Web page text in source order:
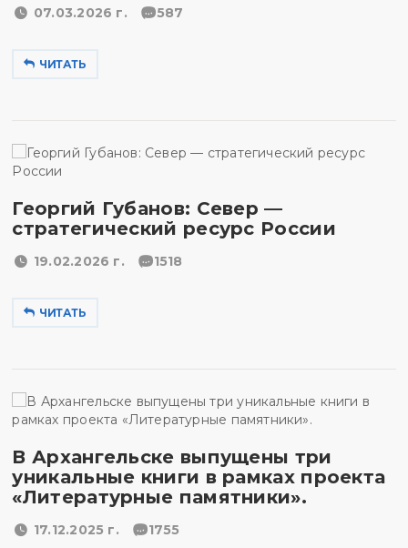
07.03.2026 г. 587
ЧИТАТЬ
Георгий Губанов: Север —
стратегический ресурс России
19.02.2026 г. 1518
ЧИТАТЬ
В Архангельске выпущены три
уникальные книги в рамках проекта
«Литературные памятники».
17.12.2025 г. 1755